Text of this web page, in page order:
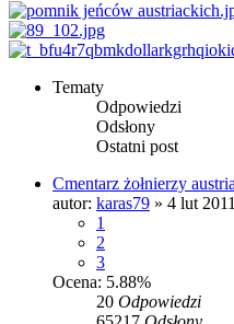
Tematy
Odpowiedzi
Odsłony
Ostatni post
Cmentarz żołnierzy
autor: karas79 » 4 lut
1
2
3
Ocena: 5.88%
20 Odpowiedzi